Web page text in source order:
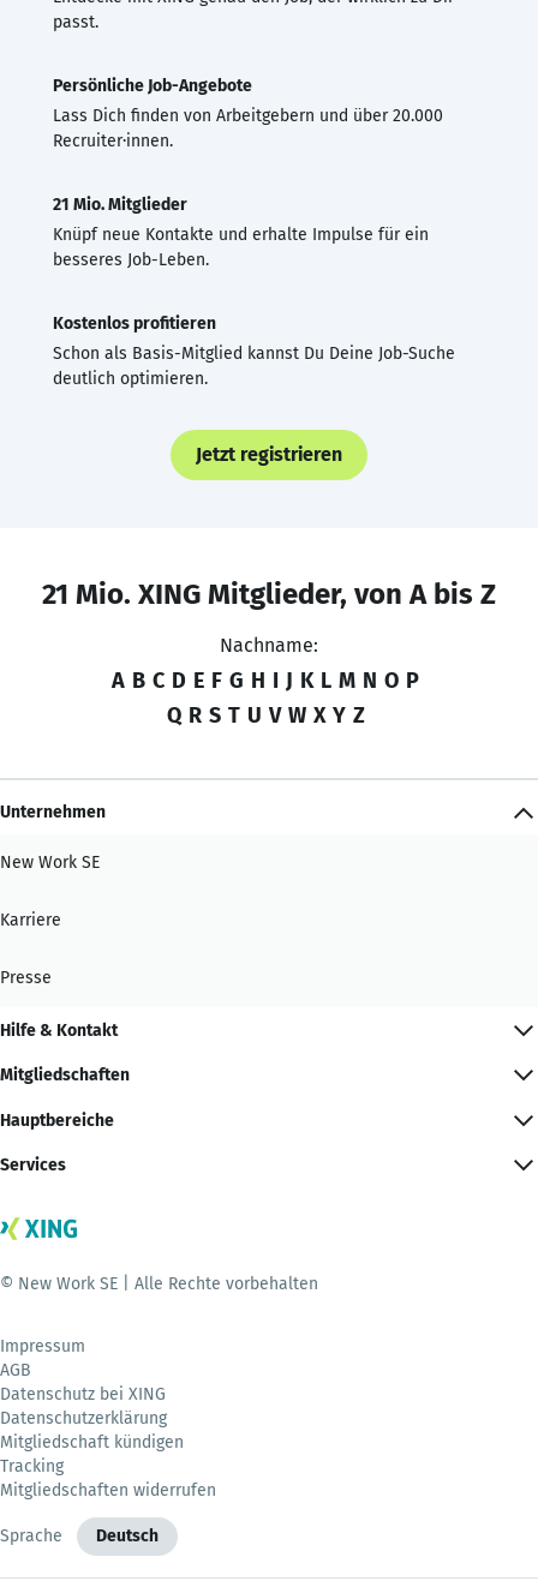
passt.
Persönliche Job-Angebote
Lass Dich finden von Arbeitgebern und über 20.000
Recruiter·innen.
21 Mio. Mitglieder
Knüpf neue Kontakte und erhalte Impulse für ein
besseres Job-Leben.
Kostenlos profitieren
Schon als Basis-Mitglied kannst Du Deine Job-Suche
deutlich optimieren.
Jetzt registrieren
21 Mio. XING Mitglieder, von A bis Z
Nachname:
A B C D E F G H I J K L M N O P
Q R S T U V W X Y Z
Unternehmen
New Work SE
Karriere
Presse
Hilfe & Kontakt
Mitgliedschaften
Hauptbereiche
Services
© New Work SE | Alle Rechte vorbehalten
Impressum
AGB
Datenschutz bei XING
Datenschutzerklärung
Mitgliedschaft kündigen
Tracking
Mitgliedschaften widerrufen
Sprache Deutsch